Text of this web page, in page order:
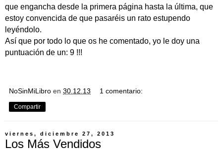
que engancha desde la primera página hasta la última, que
estoy convencida de que pasaréis un rato estupendo
leyéndolo.
Así que por todo lo que os he comentado, yo le doy una
puntuación de un: 9 !!!
NoSinMiLibro en 30.12.13 1 comentario:
Compartir
viernes, diciembre 27, 2013
Los Más Vendidos